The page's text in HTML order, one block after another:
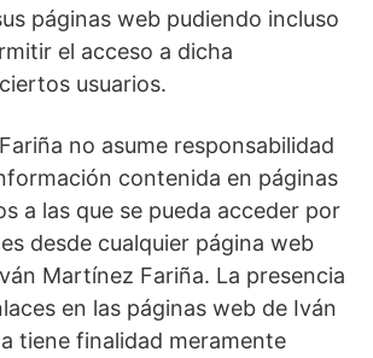
páginas web pudiendo incluso
el acceso a dicha
usuarios.
no asume responsabilidad
contenida en páginas
a las que se pueda acceder por
desde cualquier página web
Martínez Fariña. La presencia
en las páginas web de Iván
tiene finalidad meramente